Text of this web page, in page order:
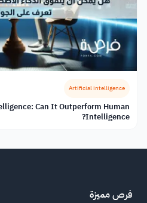
Artificial intelligence
Can It Outperform Human
Intelligence?
فرص مميزة